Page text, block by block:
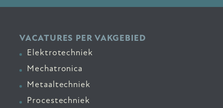
VACATURES PER VAKGEBIED
Elektrotechniek
Mechatronica
Metaaltechniek
Procestechniek